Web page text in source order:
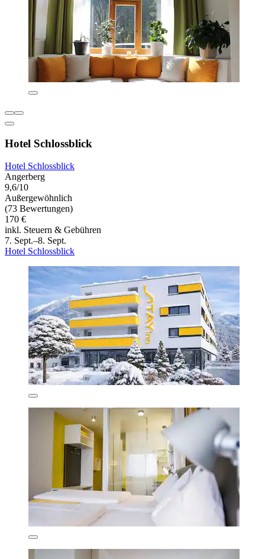
Hotel Schlossblick
Hotel Schlossblick
Angerberg
9,6/10
Außergewöhnlich
(73 Bewertungen)
170 €
inkl. Steuern & Gebühren
7. Sept.–8. Sept.
Hotel Schlossblick